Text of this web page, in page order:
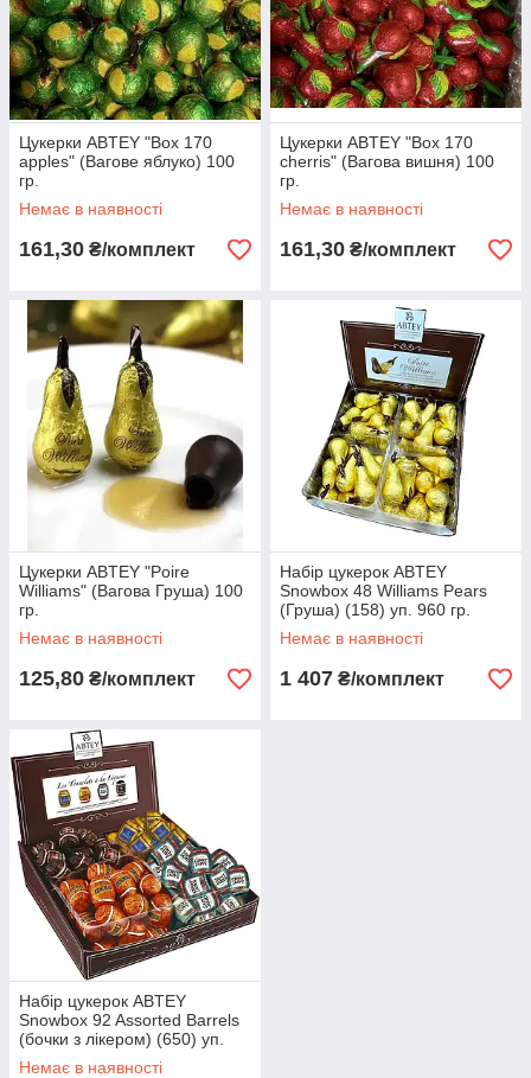
Цукерки ABTEY "Box 170
apples" (Вагове яблуко) 100
гр.
Немає в наявності
161,30 ₴/комплект
Цукерки ABTEY "Box 170
cherris" (Вагова вишня) 100
гр.
Немає в наявності
161,30 ₴/комплект
Цукерки ABTEY "Poire
Williams" (Вагова Груша) 100
гр.
Немає в наявності
125,80 ₴/комплект
Набір цукерок ABTEY
Snowbox 48 Williams Pears
(Груша) (158) уп. 960 гр.
Немає в наявності
1 407 ₴/комплект
Набір цукерок ABTEY
Snowbox 92 Assorted Barrels
(бочки з лікером) (650) уп.
920 гр.
Немає в наявності